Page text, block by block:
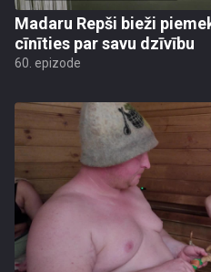
Madaru Repši bieži
cīnīties par savu dzīvību
60. epizode